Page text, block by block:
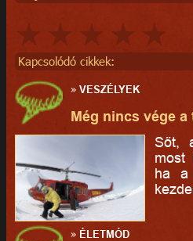
Kapcsolódó cikkek:
»VESZÉLYEK
Még nincs vége a
Sőt,
most
ha a
» ÉLETMÓD